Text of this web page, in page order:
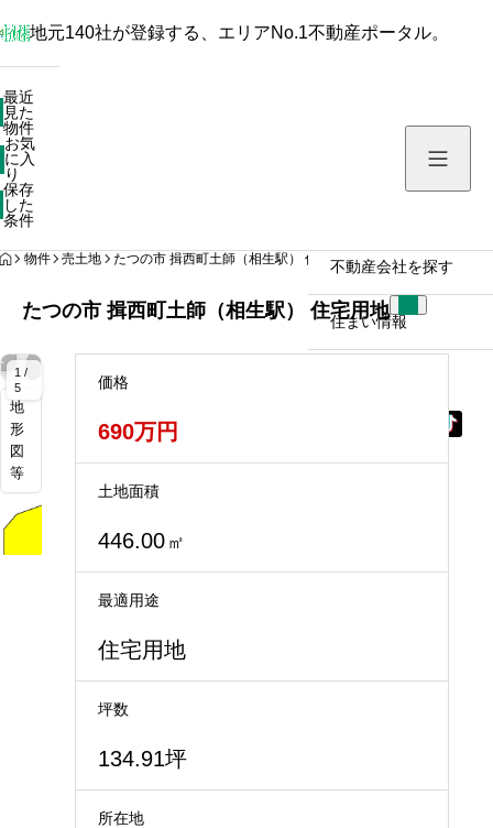
保存した条件
不動産会社を探す
住まい情報
地元140社が登録する、エリアNo.1不動産ポータル。
最近
見た
物件
お気
に入
り
保存
した
条件
HOME
物件 売土地 たつの市 揖西町土師（相生駅） 住宅用地
たつの市 揖西町土師（相生駅） 住宅用地
1 /
5
大
大
大
大
大
大
地
形
図
等
価格
690万円
土地面積
446.00 ㎡
最適用途
住宅用地
坪数
134.91坪
所在地